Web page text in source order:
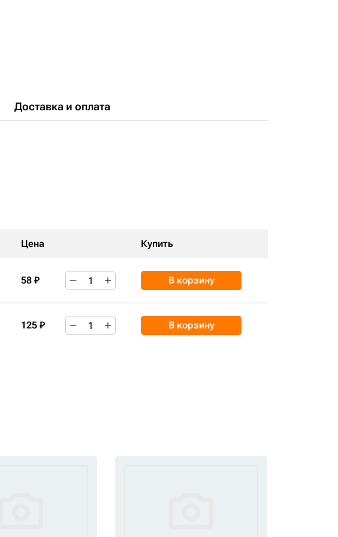
Доставка и оплата
Цена Купить
58 ₽ В корзину
125 ₽ В корзину